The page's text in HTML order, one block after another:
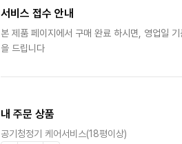
서비스 접수 안내
본 제품 페이지에서 구매 완료 하시면, 영업일
을 드립니다
내 주문 상품
공기청정기 케어서비스(18평이상)